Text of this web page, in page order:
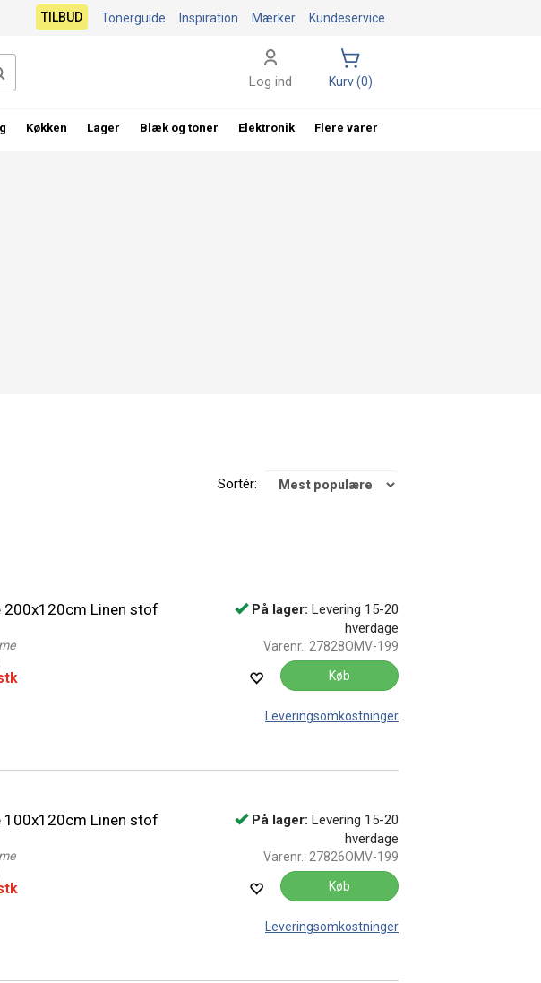
Sortér:
200x120cm Linen stof
På lager: Levering 15-20
hverdage
Varenr.: 27828OMV-199
Køb
Leveringsomkostninger
100x120cm Linen stof
På lager: Levering 15-20
hverdage
Varenr.: 27826OMV-199
Køb
Leveringsomkostninger
Kundeservice
Mærker
Inspiration
Tonerguide
TILBUD
Log ind Kurv (0)
Køkken Lager Blæk og toner Elektronik Flere varer